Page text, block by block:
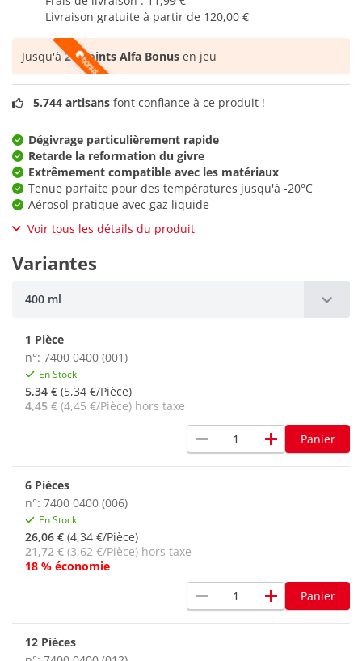
Livraison gratuite à partir de 120,00 €
Jusqu'à21 points Alfa Bonus en jeu
5.744 artisans font confiance à ce produit !
Dégivrage particulièrement rapide
Retarde la reformation du givre
Extrêmement compatible avec les matériaux
Tenue parfaite pour des températures jusqu'à -20°C
Aérosol pratique avec gaz liquide
Voir tous les détails du produit
Variantes
400 ml
1 Pièce
n°: 7400 0400 (001)
En Stock
5,34 € (5,34 €/Pièce)
4,45 € (4,45 €/Pièce) hors taxe
remove add Panier
6 Pièces
n°: 7400 0400 (006)
En Stock
26,06 € (4,34 €/Pièce)
21,72 € (3,62 €/Pièce) hors taxe
18 % économie
remove add Panier
12 Pièces